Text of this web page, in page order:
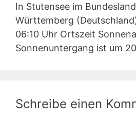
In Stutensee im
Württemberg
06:10 Uhr Ortszeit
Sonnenuntergang ist um
Schreibe einen